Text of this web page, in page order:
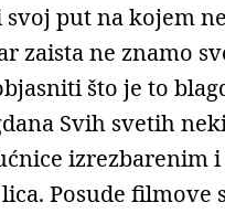
put na kojem
zaista ne znamo
što je to
Svih svetih
izrezbarenim
Posude